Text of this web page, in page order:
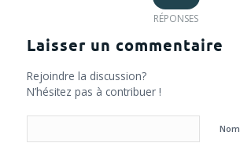
RÉPONSES
Laisser un commentaire
Rejoindre la discussion?
N’hésitez pas à contribuer !
Nom